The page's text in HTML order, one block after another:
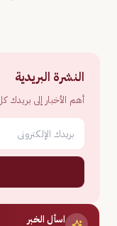
النشرة البريدية
أهم الأخبار إلى بريدك
اسأل الخبر